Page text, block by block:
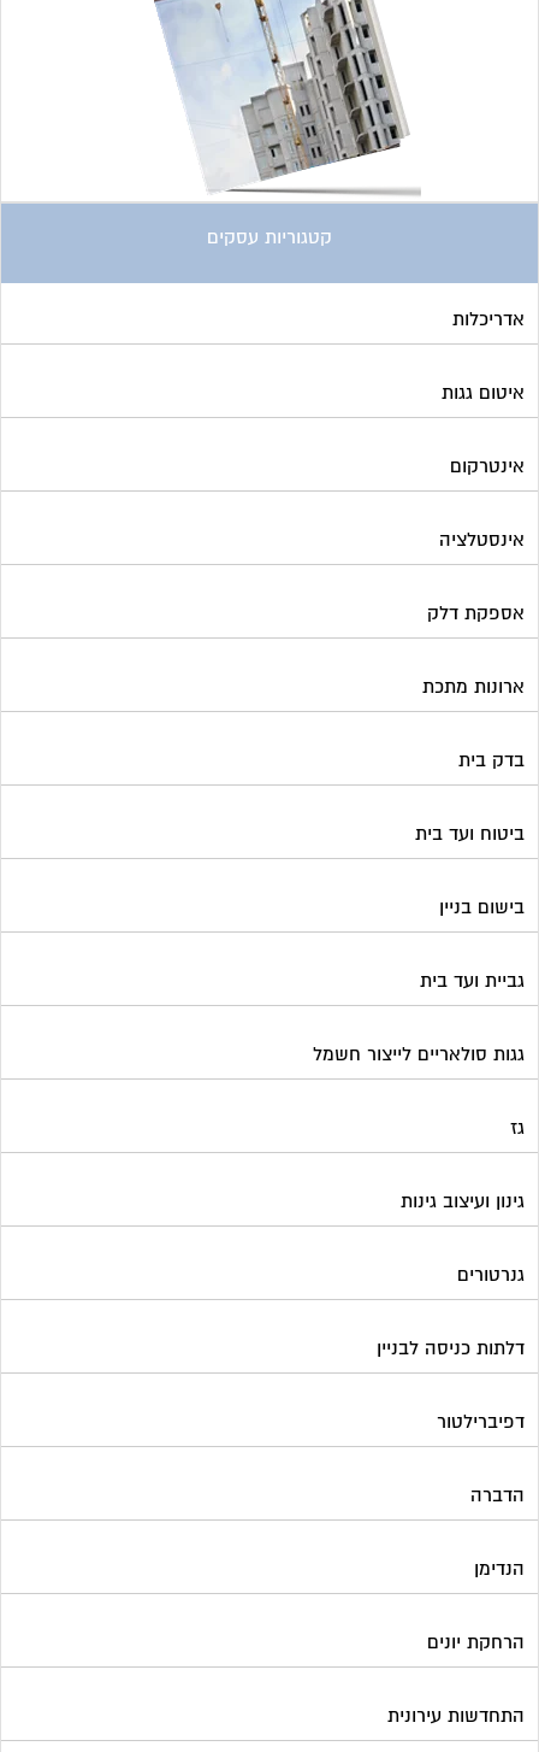
קטגוריות עסקים
אדריכלות
איטום גגות
אינטרקום
אינסטלציה
אספקת דלק
ארונות מתכת
בדק בית
ביטוח ועד בית
בישום בניין
גביית ועד בית
גגות סולאריים לייצור חשמל
גז
גינון ועיצוב גינות
גנרטורים
דלתות כניסה לבניין
דפיברילטור
הדברה
הנדימן
הרחקת יונים
התחדשות עירונית